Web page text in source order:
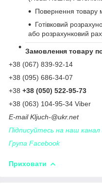
Повернення товару
Готівковий
або розрахунковий
Замовлення товару
+38 (067) 839-92-14
+38 (095) 686-34-07
+38 +38 (050) 522-95-73
+38 (063) 104-95-34 Viber
Е-mail Kljuch-@ukr.net
Підписуйтесь на наш канал
Група Facebook
Приховати